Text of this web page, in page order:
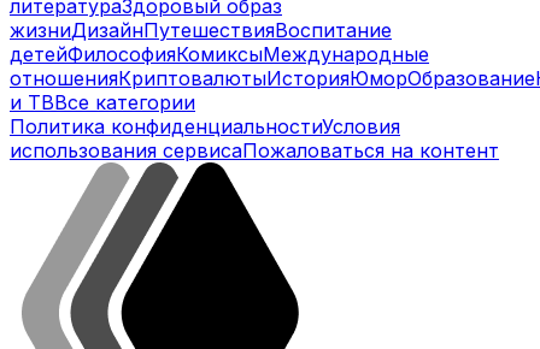
литератураЗдоровый образ
жизниДизайнПутешествияВоспитание
детейФилософияКомиксыМеждународные
отношенияКриптовалютыИсторияЮморОбразование
и ТВВсе категории
Политика конфиденциальностиУсловия
использования сервисаПожаловаться на контент